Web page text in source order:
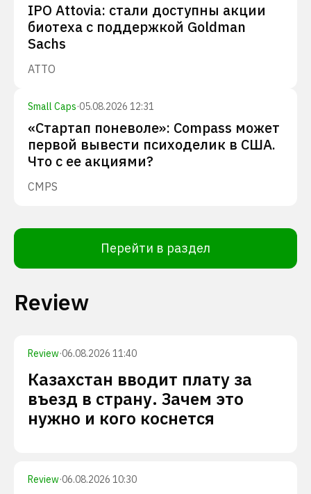
IPO Attovia: стали доступны акции
биотеха с поддержкой Goldman
Sachs
ATTO
Small Caps·05.08.2026 12:31
«Стартап поневоле»: Compass может
первой вывести психоделик в США.
Что с ее акциями?
CMPS
Перейти в раздел
Review
Review·06.08.2026 11:40
Казахстан вводит плату за
въезд в страну. Зачем это
нужно и кого коснется
Review·06.08.2026 10:30